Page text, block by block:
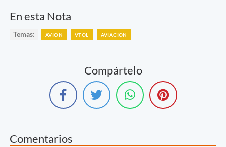
En esta Nota
Temas: AVION VTOL AVIACION
Compártelo
Comentarios